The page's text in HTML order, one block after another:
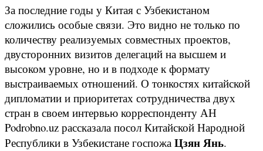
За последние годы у Китая с Узбекистаном
сложились особые связи. Это видно не только по
количеству реализуемых совместных проектов,
двусторонних визитов делегаций на высшем и
высоком уровне, но и в подходе к формату
выстраиваемых отношений. О тонкостях китайской
дипломатии и приоритетах сотрудничества двух
стран в своем интервью корреспонденту АН
Podrobno.uz рассказала посол Китайской Народной
Республики в Узбекистане госпожа Цзян Янь.